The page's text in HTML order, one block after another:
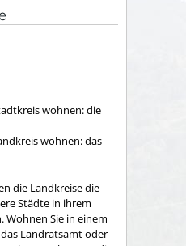
wohnen: die
wohnen: das
die Landkreise die
Städte in ihrem
Wohnen Sie in einem
Landratsamt oder